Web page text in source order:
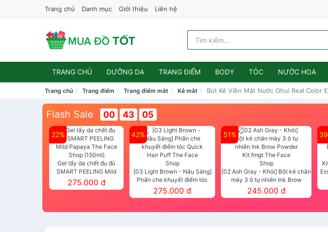
Trang chủ Danh mục Giới thiệu Liên hệ
TRANG CHỦ DƯỠNG DA TRANG ĐIỂM BODY TÓC NƯỚC HOA
Trang chủ Trang điểm Trang điểm mắt Kẻ mắt Bút Kẻ Viền Mắt Nước Ohui Real Color
Flash Sale 00 43 05
22%
Gel tẩy da chết đu đủ
SMART PEELING Mild
Papaya The Face Shop
(150ml)
275.000 đ
42%
[03 Light Brown - Nâu Sáng]
Phấn che khuyết điểm tóc
Quick Hair Puff The Face Shop
275.000 đ
51%
[02 Ash Gray - Khói] Bột kẻ chân
mày 3 ô tự nhiên Ink Brow
Powder Kit fmgt The Face Shop
245.000 đ